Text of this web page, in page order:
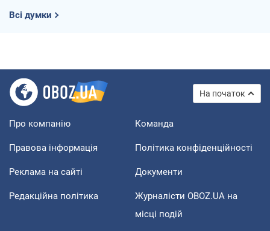
Всі думки
На початок
Про компанію Команда
Правова інформація Політика конфіденційності
Реклама на сайті Документи
Редакційна політика
Журналісти OBOZ.UA на
місці подій